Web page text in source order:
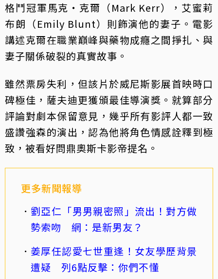
格鬥冠軍馬克‧克爾（Mark Kerr），艾蜜莉
布朗（Emily Blunt）則飾演他的妻子。電影
講述克爾在職業巔峰與藥物成癮之間掙扎、與
妻子關係破裂的真實故事。
雖然票房失利，但該片於威尼斯影展首映時口
碑極佳，薩夫迪更獲頒最佳導演獎。就算部分
評論對劇本保留意見，幾乎所有影評人都一致
盛讚強森的演出，認為他將角色情感詮釋到極
致，被看好問鼎奧斯卡影帝提名。
更多新聞報導
劉亞仁「男男親密照」流出！對方做
勢索吻 網：是新男友？
姜厚任認愛七世重逢！女友學歷背景
遭疑 列6點反擊：你們不懂